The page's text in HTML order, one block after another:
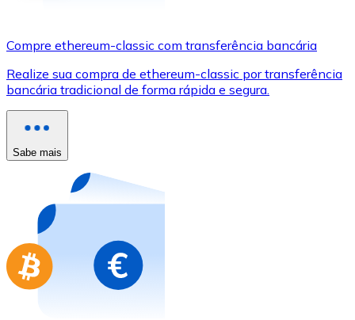
Cartão de crédito / débito
Use cartões Visa e Mastercard para comprar
Comprar com cartão
Loja - Cartões-presente
Novo
Compre cartões-presente das suas marcas favoritas
Ir para a loja de cartões-presente
Compre ethereum-classic com transferência bancária
Realize sua compra de ethereum-classic por transferência
bancária tradicional de forma rápida e segura.
Sabe mais